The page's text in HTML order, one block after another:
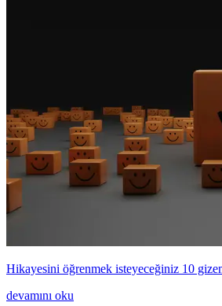
Hikayesini öğrenmek isteyeceğiniz 10
devamını oku